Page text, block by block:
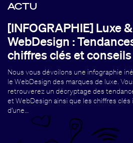
ACTU
[INFOGRAPHIE] Luxe &
WebDesign :
chiffres clés et conseils
Nous vous dévoilons une infographie
le WebDesign des marques de luxe.
retrouverez un décryptage des
et WebDesign ainsi que les chiffres clés
d’une…